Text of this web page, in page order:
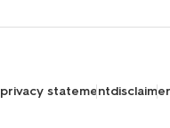
privacy statementdisclaimer